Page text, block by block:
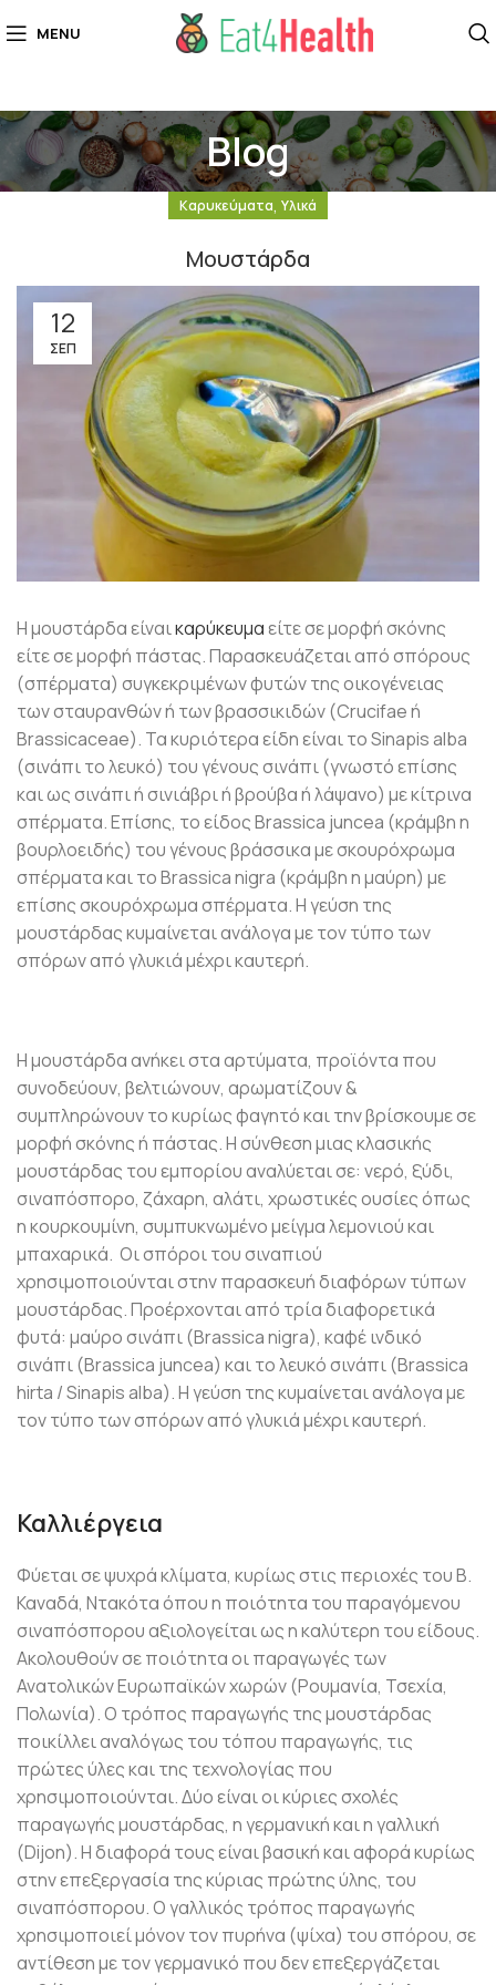
MENU
Blog
Καρυκεύματα, Υλικά
Μουστάρδα
12
ΣΕΠ
Η μουστάρδα είναικαρύκευμαείτε σε μορφή σκόνης
είτε σε μορφή πάστας. Παρασκευάζεται από σπόρους
(σπέρματα) συγκεκριμένων φυτών της οικογένειας
των σταυρανθών ή των βρασσικιδών (Crucifae ή
Brassicaceae). Τα κυριότερα είδη είναι το Sinapis alba
(σινάπι το λευκό) του γένους σινάπι (γνωστό επίσης
και ως σινάπι ή σινιάβρι ή βρούβα ή λάψανο) με κίτρινα
σπέρματα. Επίσης, το είδος Brassica juncea (κράμβη η
βουρλοειδής) του γένους βράσσικα με σκουρόχρωμα
σπέρματα και το Brassica nigra (κράμβη η μαύρη) με
επίσης σκουρόχρωμα σπέρματα. Η γεύση της
μουστάρδας κυμαίνεται ανάλογα με τον τύπο των
σπόρων από γλυκιά μέχρι καυτερή.
Η μουστάρδα ανήκει στα αρτύματα, προϊόντα που
συνοδεύουν, βελτιώνουν, αρωματίζουν &
συμπληρώνουν το κυρίως φαγητό και την βρίσκουμε σε
μορφή σκόνης ή πάστας. Η σύνθεση μιας κλασικής
μουστάρδας του εμπορίου αναλύεται σε: νερό, ξύδι,
σιναπόσπορο, ζάχαρη, αλάτι, χρωστικές ουσίες όπως
η κουρκουμίνη, συμπυκνωμένο μείγμα λεμονιού και
μπαχαρικά. Οι σπόροι του σιναπιού
χρησιμοποιούνται στην παρασκευή διαφόρων τύπων
μουστάρδας. Προέρχονται από τρία διαφορετικά
φυτά: μαύρο σινάπι (Brassica nigra), καφέ ινδικό
σινάπι (Brassica juncea) και το λευκό σινάπι (Brassica
hirta / Sinapis alba). Η γεύση της κυμαίνεται ανάλογα με
τον τύπο των σπόρων από γλυκιά μέχρι καυτερή.
Καλλιέργεια
Φύεται σε ψυχρά κλίματα, κυρίως στις περιοχές του Β.
Καναδά, Ντακότα όπου η ποιότητα του παραγόμενου
σιναπόσπορου αξιολογείται ως η καλύτερη του είδους.
Ακολουθούν σε ποιότητα οι παραγωγές των
Ανατολικών Ευρωπαϊκών χωρών (Ρουμανία, Τσεχία,
Πολωνία). Ο τρόπος παραγωγής της μουστάρδας
ποικίλλει αναλόγως του τόπου παραγωγής, τις
πρώτες ύλες και της τεχνολογίας που
χρησιμοποιούνται. Δύο είναι οι κύριες σχολές
παραγωγής μουστάρδας, η γερμανική και η γαλλική
(Dijon). Η διαφορά τους είναι βασική και αφορά κυρίως
στην επεξεργασία της κύριας πρώτης ύλης, του
σιναπόσπορου. Ο γαλλικός τρόπος παραγωγής
χρησιμοποιεί μόνον τον πυρήνα (ψίχα) του σπόρου, σε
αντίθεση με τον γερμανικό που δεν επεξεργάζεται